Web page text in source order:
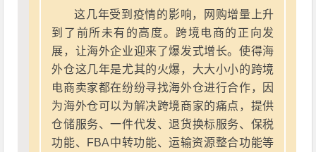
这几年受到疫情的影响，网购增量上升
到了前所未有的高度。跨境电商的正向发
展，让海外企业迎来了爆发式增长。使得海
外仓这几年是尤其的火爆，大大小小的跨境
电商卖家都在纷纷寻找海外仓进行合作，因
为海外仓可以为解决跨境商家的痛点，提供
仓储服务、一件代发、退货换标服务、保税
功能、FBA中转功能、运输资源整合功能等